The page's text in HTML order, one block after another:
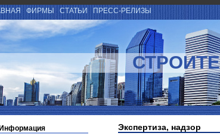
ФИРМЫ СТАТЬИ ПРЕСС-РЕЛИЗЫ
Информация
Экспертиза, надзор